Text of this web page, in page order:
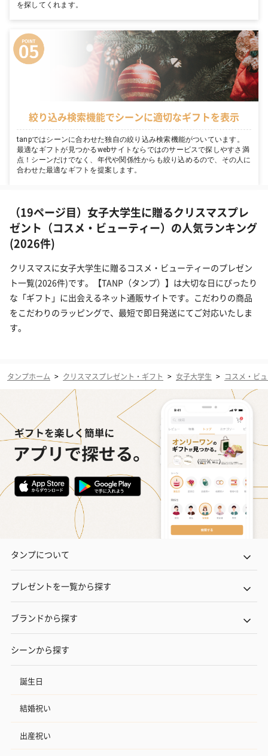
を探してくれます。
絞り込み検索機能でシーンに適切なギフトを表示
tanpではシーンに合わせた独自の絞り込み検索機能がついています。
最適なギフトが見つかるwebサイトならではのサービスで探しやすさ満
点！シーンだけでなく、年代や関係性からも絞り込めるので、その人に
合わせた最適なギフトを提案します。
（19ページ目）女子大学生に贈るクリスマスプレ
ゼント（コスメ・ビューティー）の人気ランキング
(2026件)
クリスマスに女子大学生に贈るコスメ・ビューティーのプレゼン
ト一覧(2026件)です。【TANP（タンプ）】は大切な日にぴったり
な「ギフト」に出会えるネット通販サイトです。こだわりの商品
をこだわりのラッピングで、最短で即日発送にてご対応いたしま
す。
タンプホーム > クリスマスプレゼント・ギフト > 女子大学生 > コスメ・ビ
タンプについて
プレゼントを一覧から探す
ブランドから探す
シーンから探す
誕生日
結婚祝い
出産祝い